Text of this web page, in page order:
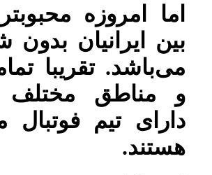
اما امروزه
بین ایرانیان
می‌باشد. تقریبا
و مناطق مختلف
دارای تیم
هستند.